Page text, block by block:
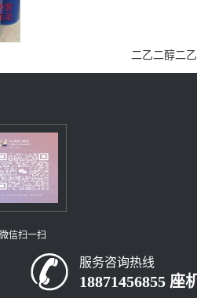
二乙二醇二
微信扫一扫
服务咨询热线
18871456855 座